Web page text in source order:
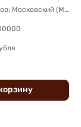
Монетный двор: Московский (ММД)